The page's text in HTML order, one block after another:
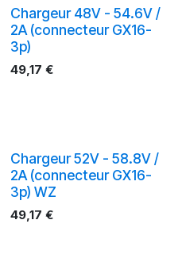
Chargeur 48V - 54.6V /
2A (connecteur GX16-
3p)
49,17 €
Chargeur 52V - 58.8V /
2A (connecteur GX16-
3p) WZ
49,17 €